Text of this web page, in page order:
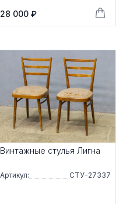
28 000 ₽
Винтажные стулья Лигна
Артикул: СТУ-27337